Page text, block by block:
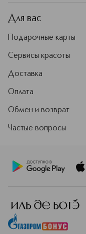
Для вас
Подарочные карты
Сервисы красоты
Доставка
Оплата
Обмен и возврат
Частые вопросы